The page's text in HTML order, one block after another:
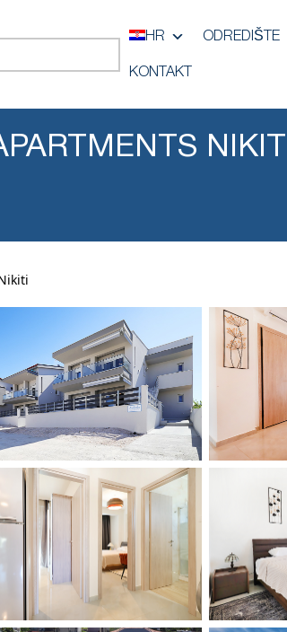
HR ODREDIŠTE
KONTAKT
NIKITI